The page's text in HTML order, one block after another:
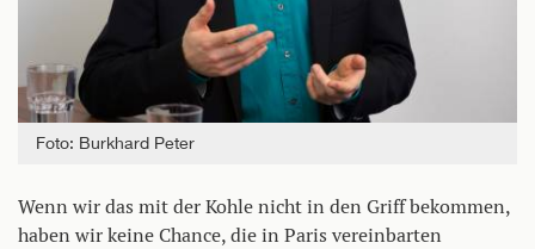
Foto: Burkhard Peter
Wenn wir das mit der Kohle nicht in den Griff bekommen,
haben wir keine Chance, die in Paris vereinbarten